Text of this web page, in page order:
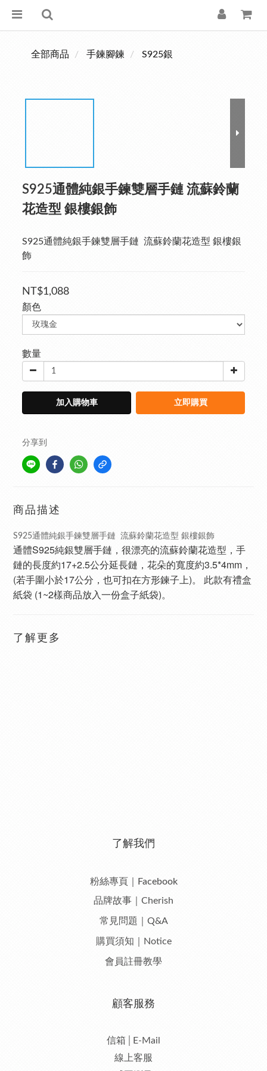
全部商品 手鍊腳鍊 S925銀
S925通體純銀手鍊雙層手鏈 流蘇鈴蘭
花造型 銀樓銀飾
S925通體純銀手鍊雙層手鏈  流蘇鈴蘭花造型 銀樓銀
飾
NT$1,088
顏色
數量
加入購物車 立即購買
分享到
商品描述
S925通體純銀手鍊雙層手鏈 流蘇鈴蘭花造型 銀樓銀飾
通體S925純銀雙層手鏈，很漂亮的流蘇鈴蘭花造型，手
鏈的長度約17+2.5公分延長鏈，花朵的寬度約3.5*4mm，
(若手圍小於17公分，也可扣在方形鍊子上)。 此款有禮盒
紙袋 (1~2樣商品放入一份盒子紙袋)。
了解更多
了解我們
粉絲專頁｜Facebook
品牌故事｜Cherish
常見問題｜Q&A
購買須知｜Notice
會員註冊教學
顧客服務
信箱│E-Mail
線上客服